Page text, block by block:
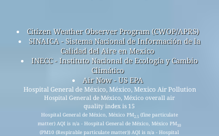
Citizen Weather Observer Program (CWOP/APRS)
SINAICA - Sistema Nacional de Información de la
Calidad del Aire en Mexico
INECC - Instituto Nacional de Ecología y Cambio
Climático
Air Now - US EPA
Hospital General de México, México, Mexico Air Pollution
Hospital General de México, México overall air
quality index is 15
Hospital General de México, México PM2.5(fine particulate
matter) AQI is n/a - Hospital General de México, México PM10
(PM10 (Respirable particulate matter)) AQI is n/a - Hospital